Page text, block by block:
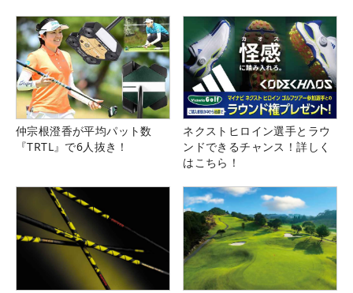
仲宗根澄香が平均パット数
『TRTL』で6人抜き！
ネクストヒロイン選手とラウ
ンドできるチャンス！詳しく
はこちら！